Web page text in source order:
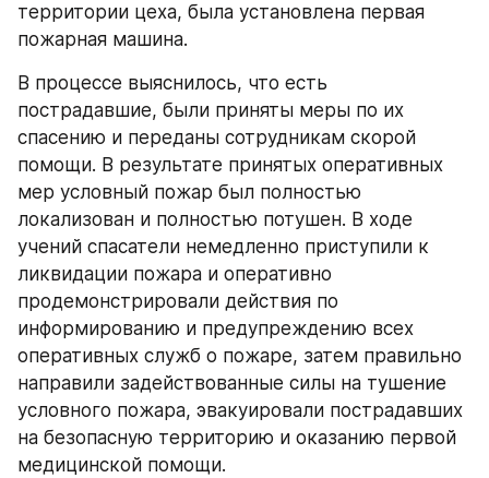
территории цеха, была установлена первая
пожарная машина.
В процессе выяснилось, что есть
пострадавшие, были приняты меры по их
спасению и переданы сотрудникам скорой
помощи. В результате принятых оперативных
мер условный пожар был полностью
локализован и полностью потушен. В ходе
учений спасатели немедленно приступили к
ликвидации пожара и оперативно
продемонстрировали действия по
информированию и предупреждению всех
оперативных служб о пожаре, затем правильно
направили задействованные силы на тушение
условного пожара, эвакуировали пострадавших
на безопасную территорию и оказанию первой
медицинской помощи.